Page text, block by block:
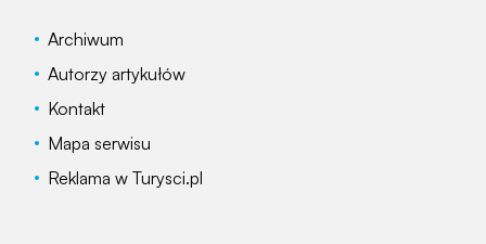
Archiwum
Autorzy artykułów
Kontakt
Mapa serwisu
Reklama w Turysci.pl